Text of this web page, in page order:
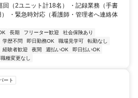
回（2ユニット計18名） ・記録業務（手書
・緊急時対応（看護師・管理者へ連絡体
長期 フリーター歓迎
社会保険あり
学歴不問 即日勤務OK 職場見学可
転勤なし
経験者歓迎 夜間 週払いOK
即日払いOK
職種変更なし
ート